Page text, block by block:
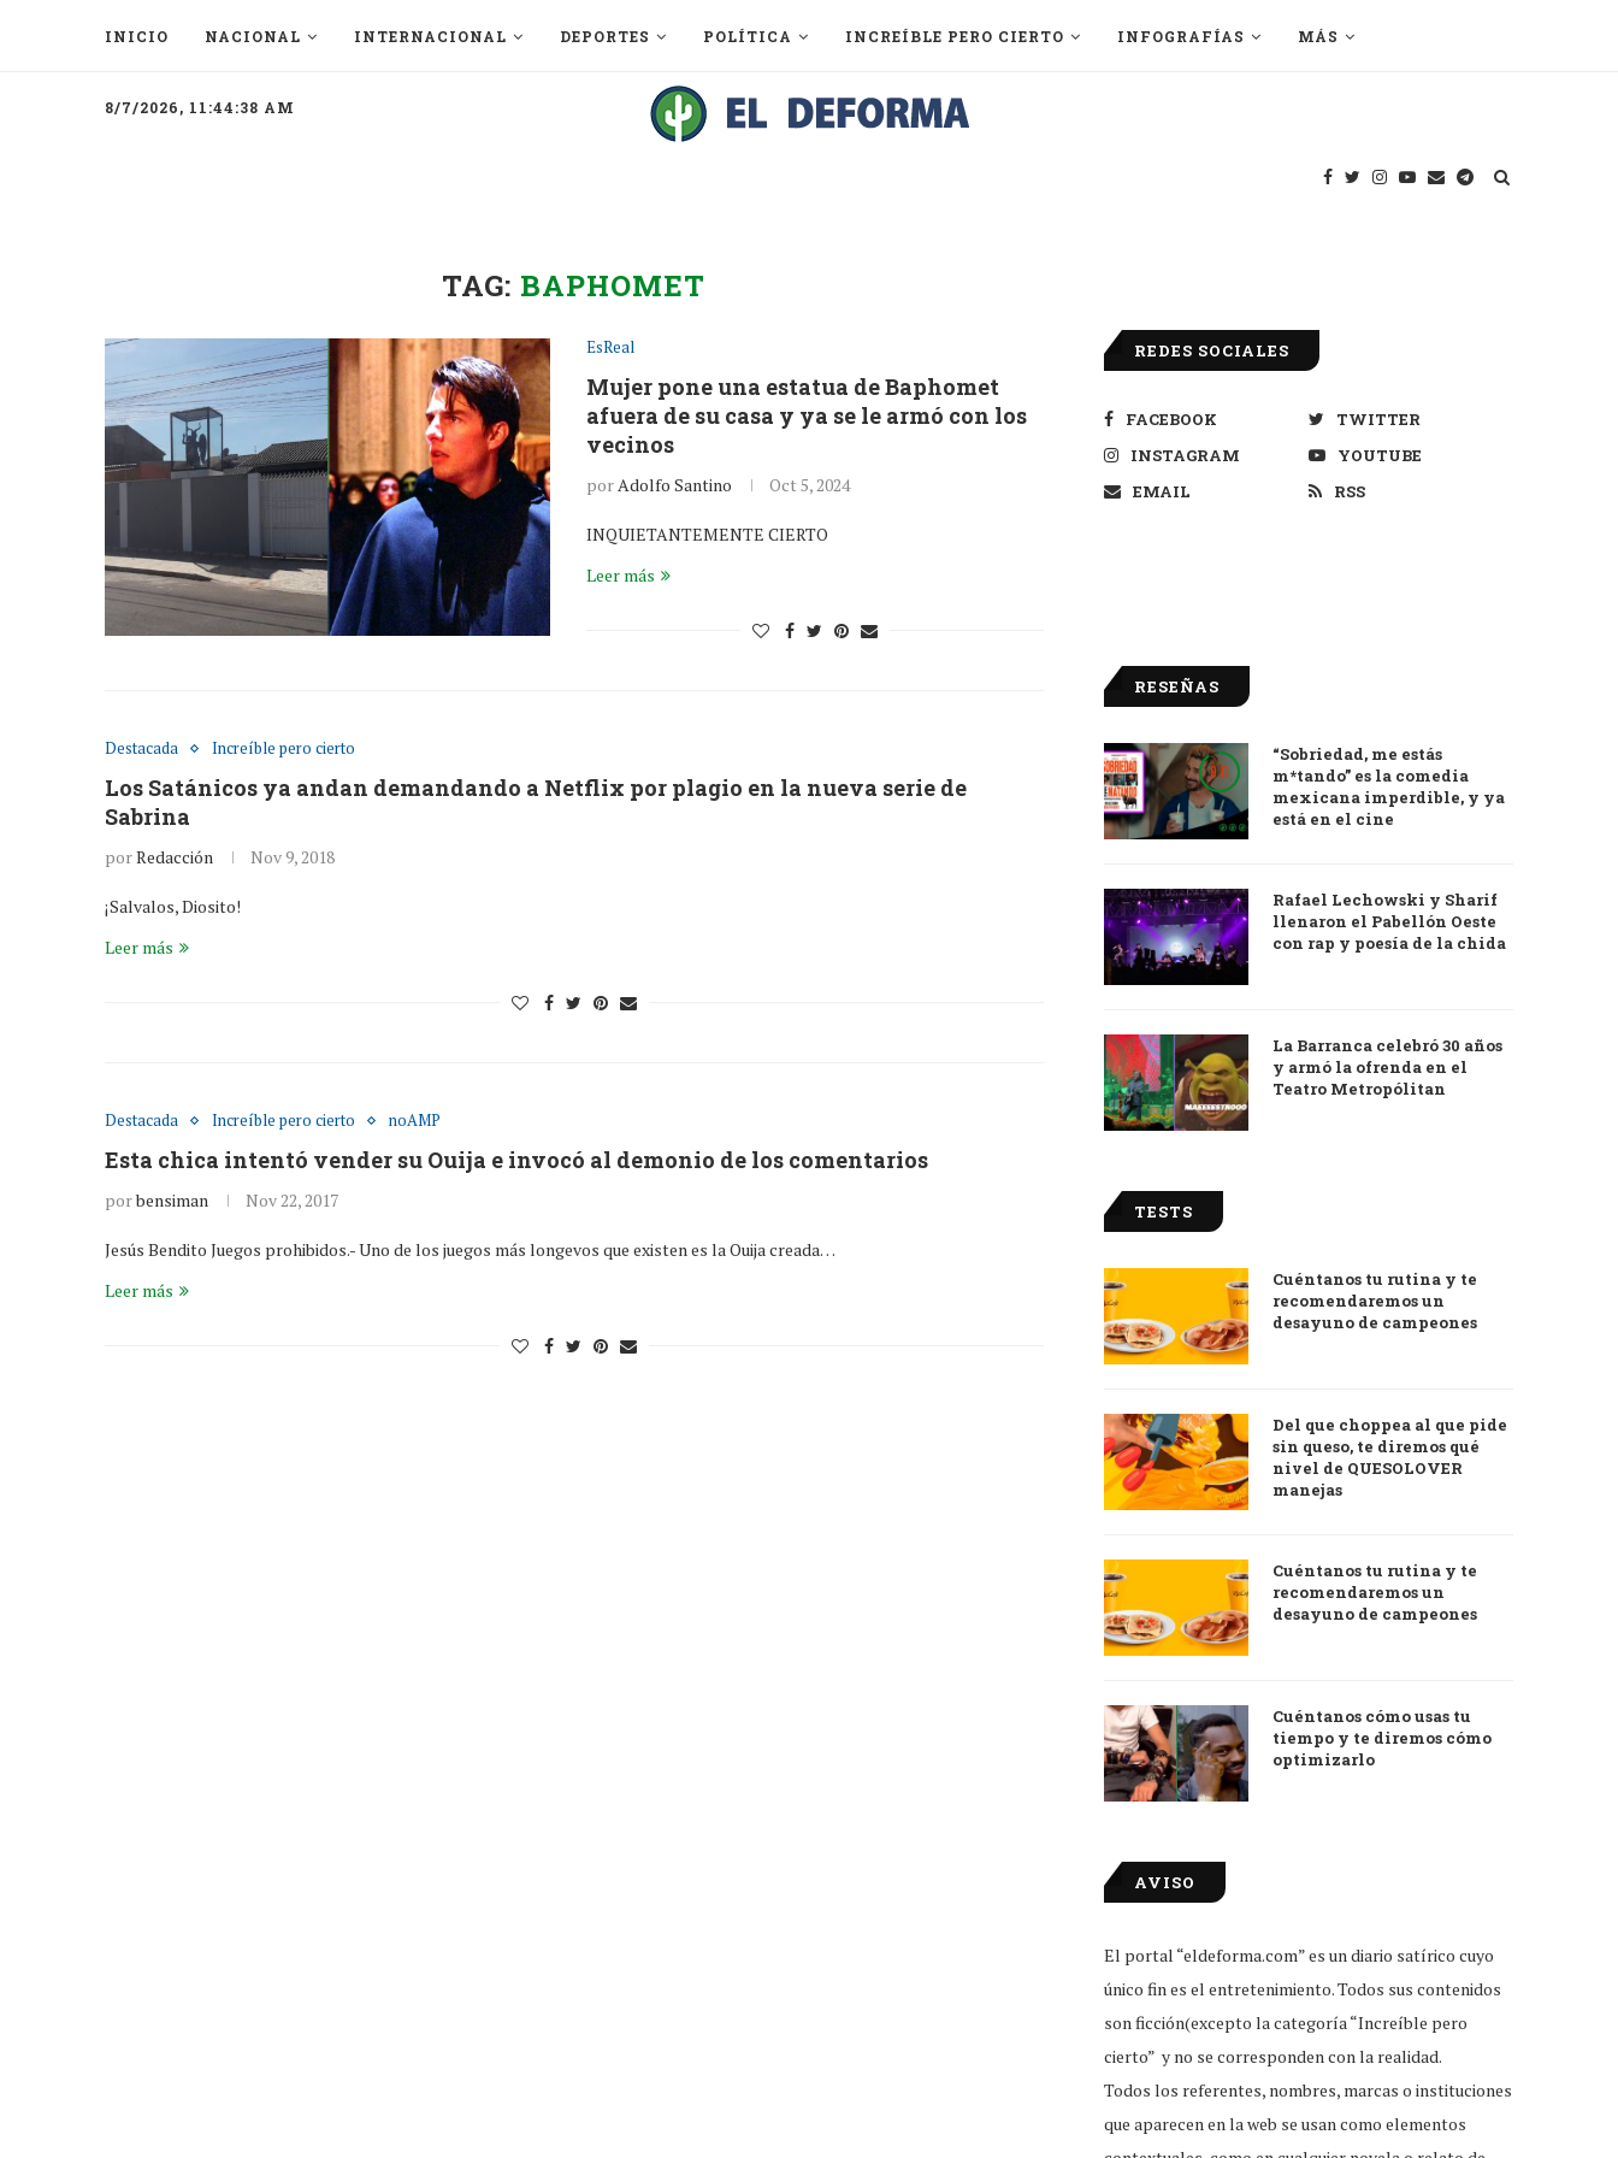
INICIO NACIONAL INTERNACIONAL DEPORTES POLÍTICA INCREÍBLE PERO CIERTO INFOGRAFÍAS MÁS
8/7/2026, 11:44:38 AM
TAG: BAPHOMET
EsReal
Mujer pone una estatua de Baphomet
afuera de su casa y ya se le armó con los
vecinos
porAdolfo Santino Oct 5, 2024
INQUIETANTEMENTE CIERTO
Leer más
Destacada Increíble pero cierto
Los Satánicos ya andan demandando a Netflix por plagio en la nueva serie de
Sabrina
porRedacción Nov 9, 2018
¡Salvalos, Diosito!
Leer más
Destacada Increíble pero cierto noAMP
Esta chica intentó vender su Ouija e invocó al demonio de los comentarios
porbensiman Nov 22, 2017
Jesús Bendito Juegos prohibidos.- Uno de los juegos más longevos que existen es la Ouija creada…
Leer más
REDES SOCIALES
FACEBOOK
TWITTER
INSTAGRAM
YOUTUBE
EMAIL
RSS
RESEÑAS
9.0
“Sobriedad, me estás
m*tando” es la comedia
mexicana imperdible, y ya
está en el cine
Rafael Lechowski y Sharif
llenaron el Pabellón Oeste
con rap y poesía de la chida
La Barranca celebró 30 años
y armó la ofrenda en el
Teatro Metropólitan
TESTS
Cuéntanos tu rutina y te
recomendaremos un
desayuno de campeones
Del que choppea al que pide
sin queso, te diremos qué
nivel de QUESOLOVER
manejas
Cuéntanos tu rutina y te
recomendaremos un
desayuno de campeones
Cuéntanos cómo usas tu
tiempo y te diremos cómo
optimizarlo
AVISO
El portal “eldeforma.com” es un diario satírico cuyo
único fin es el entretenimiento. Todos sus contenidos
son ficción(excepto la categoría “Increíble pero
cierto” y no se corresponden con la realidad.
Todos los referentes, nombres, marcas o instituciones
que aparecen en la web se usan como elementos